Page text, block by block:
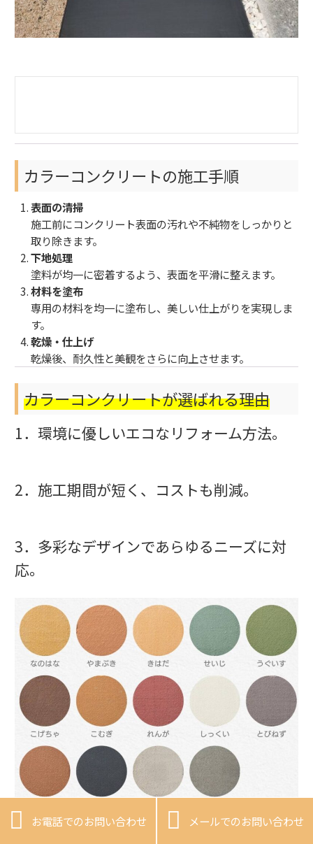
カラーコンクリートの施工手順
表面の清掃
施工前にコンクリート表面の汚れや不純物をしっかりと
取り除きます。
下地処理
塗料が均一に密着するよう、表面を平滑に整えます。
材料を塗布
専用の材料を均一に塗布し、美しい仕上がりを実現しま
す。
乾燥・仕上げ
乾燥後、耐久性と美観をさらに向上させます。
カラーコンクリートが選ばれる理由
1．環境に優しいエコなリフォーム方法。
2．施工期間が短く、コストも削減。
3．多彩なデザインであらゆるニーズに対
応。
 お電話でのお問い合わせ  メールでのお問い合わせ